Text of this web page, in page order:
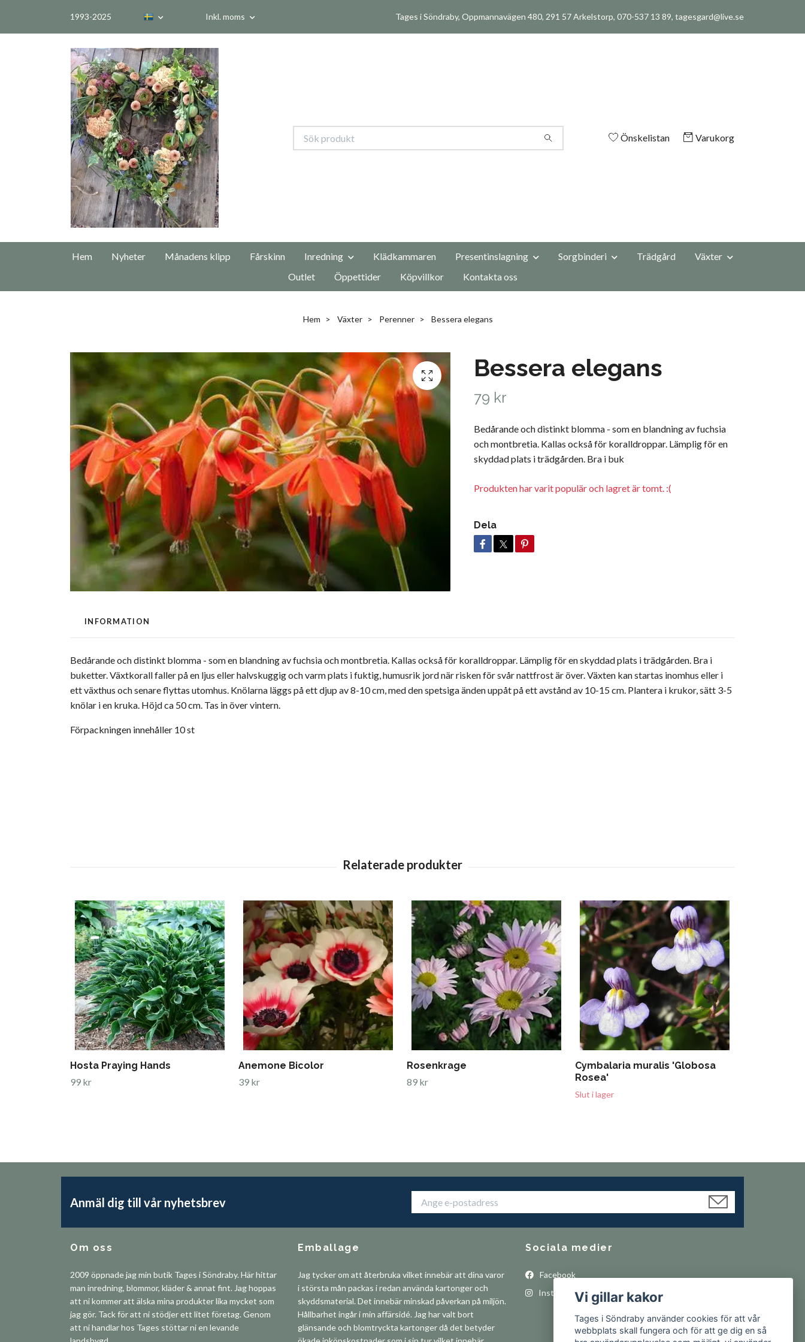
1993-2025 Inkl. moms Tages i Söndraby, Oppmannavägen 480, 291 57 Arkelstorp, 070-537 13 89, tagesgard@live.se
Önskelistan Varukorg
Hem Nyheter Månadens klipp Fårskinn Inredning Klädkammaren Presentinslagning Sorgbinderi Trädgård
Växter
Outlet
Öppettider Köpvillkor Kontakta oss
Hem Växter Perenner Bessera elegans
Bessera elegans
79 kr
Bedårande och distinkt blomma - som en blandning av fuchsia
och montbretia. Kallas också för koralldroppar. Lämplig för en
skyddad plats i trädgården. Bra i buk
Produkten har varit populär och lagret är tomt. :(
Dela
INFORMATION
Bedårande och distinkt blomma - som en blandning av fuchsia och montbretia. Kallas också för koralldroppar. Lämplig för en skyddad plats i trädgården. Bra i
buketter. Växtkorall faller på en ljus eller halvskuggig och varm plats i fuktig, humusrik jord när risken för svår nattfrost är över. Växten kan startas inomhus eller i
ett växthus och senare flyttas utomhus. Knölarna läggs på ett djup av 8-10 cm, med den spetsiga änden uppåt på ett avstånd av 10-15 cm. Plantera i krukor, sätt 3-5
knölar i en kruka. Höjd ca 50 cm. Tas in över vintern.
Förpackningen innehåller 10 st
Hosta Praying Hands
99 kr
Anemone Bicolor
39 kr
Rosenkrage
89 kr
Cymbalaria muralis 'Globosa
Rosea'
Slut i lager
Anmäl dig till vår nyhetsbrev
Om oss
2009 öppnade jag min butik Tages i Söndraby. Här hittar
man inredning, blommor, kläder & annat fint. Jag hoppas
att ni kommer att älska mina produkter lika mycket som
jag gör. Tack för att ni stödjer ett litet företag. Genom
att ni handlar hos Tages stöttar ni en levande
Emballage
Jag tycker om att återbruka vilket innebär att dina varor
i största mån packas i redan använda kartonger och
skyddsmaterial. Det innebär minskad påverkan på miljön.
Hållbarhet ingår i min affärsidé. Jag har valt bort
glänsande och blomtryckta kartonger då det betyder
Sociala medier
Facebook
InstagramVi gillar kakor
Tages i Söndraby använder cookies för att vår
webbplats skall fungera och för att ge dig en så